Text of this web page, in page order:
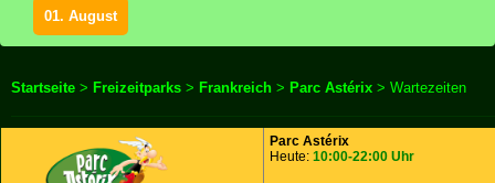
01. August
Startseite > Freizeitparks > Frankreich > Parc Astérix > Wartezeiten
Parc Astérix
Heute: 10:00-22:00 Uhr